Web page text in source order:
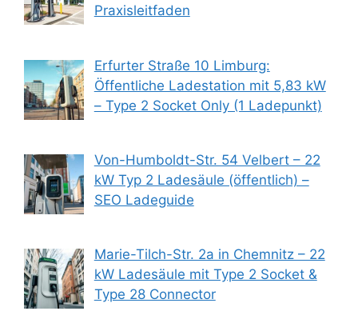
Praxisleitfaden
Erfurter Straße 10 Limburg:
Öffentliche Ladestation mit 5,83 kW
– Type 2 Socket Only (1 Ladepunkt)
Von-Humboldt-Str. 54 Velbert – 22
kW Typ 2 Ladesäule (öffentlich) –
SEO Ladeguide
Marie-Tilch-Str. 2a in Chemnitz – 22
kW Ladesäule mit Type 2 Socket &
Type 28 Connector